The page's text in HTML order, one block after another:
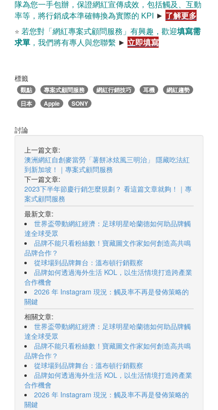
隊為您一手包辦，保證網紅宣傳成效，包括觸及、互動
率等，將行銷成本準確轉換為實際的 KPI
► 了解更多
⭐ 若您對「網紅專案式顧問服務」有興趣，歡迎填寫需
求單 ，我們將有專人與您聯繫 ► 立即填寫
標籤
觀點 專案式顧問服務 網紅行銷技巧 耳機
網紅趨勢
日本
Apple SONY
討論
上一篇文章:
澳洲網紅自創麥當勞「薯餅冰炫風三明治」 隱藏吃法紅
到新加坡！｜專案式顧問服務
下一篇文章:
2023下半年節慶行銷怎麼規劃？ 看這篇文章就夠！｜專
案式顧問服務
最新文章:
世界盃帶動網紅經濟：足球明星哈蘭德如何助品牌觸
達全球受眾
品牌不能只看粉絲數！寶藏圖文作家如何創造高共鳴
品牌合作？
從球場到品牌舞台：溫布頓行銷觀察
品牌如何透過海外生活 KOL，以生活情境打造跨產業
合作機會
2026 年 Instagram 現況：觸及率不再是發佈策略的
關鍵
相關文章:
世界盃帶動網紅經濟：足球明星哈蘭德如何助品牌觸
達全球受眾
品牌不能只看粉絲數！寶藏圖文作家如何創造高共鳴
品牌合作？
從球場到品牌舞台：溫布頓行銷觀察
品牌如何透過海外生活 KOL，以生活情境打造跨產業
合作機會
2026 年 Instagram 現況：觸及率不再是發佈策略的
關鍵